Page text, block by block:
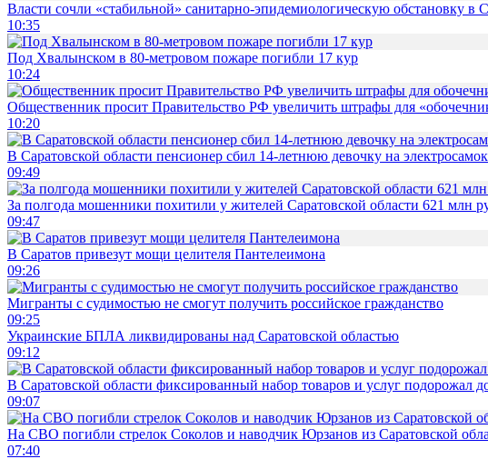
Власти сочли «стабильной» санитарно-эпидемиологическую обстановку в
10:35
Под Хвалынском в 80-метровом пожаре погибли 17 кур
10:24
Общественник просит Правительство РФ увеличить штрафы для
10:20
В Саратовской области пенсионер сбил 14-летнюю девочку на
09:49
За полгода мошенники похитили у жителей Саратовской области 621 млн
09:47
В Саратов привезут мощи целителя Пантелеимона
09:26
Мигранты с судимостью не смогут получить российское гражданство
09:25
Украинские БПЛА ликвидированы над Саратовской областью
09:12
В Саратовской области фиксированный набор товаров и услуг подорожал
09:07
На СВО погибли стрелок Соколов и наводчик Юрзанов из Саратовской
07:40